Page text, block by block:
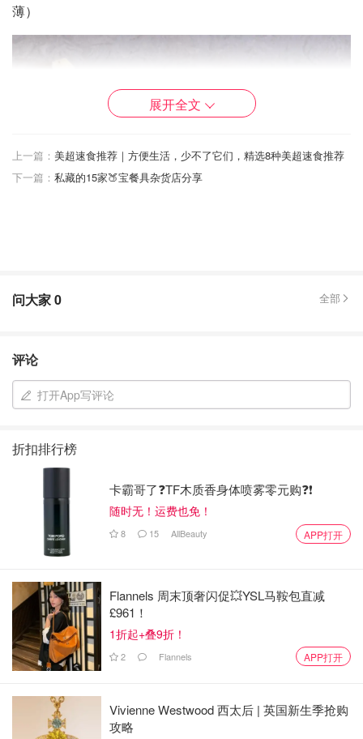
薄）
2⃣️ 把地瓜压成泥 （可以用压泥器或者搅拌器如果都没有的
话就用手吧）
展开全文
上一篇： 美超速食推荐｜方便生活，少不了它们，精选8种美超速食推荐
下一篇： 私藏的15家🍑宝餐具杂货店分享
问大家0 全部
评论
打开App写评论
折扣排行榜
卡霸哥了❓TF木质香身体喷雾零元购❓❗
随时无！运费也免！
8 15 AllBeauty APP打开
Flannels 周末顶奢闪促💥YSL马鞍包直减
£961！
1折起+叠9折！
2 Flannels APP打开
Vivienne Westwood 西太后 | 英国新生季抢购
攻略